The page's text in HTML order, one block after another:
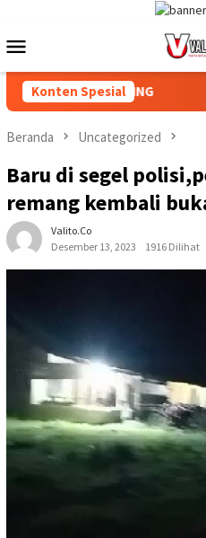
konten
Mobile
Konten Spesial
AFDELING TABAGSEL
Beranda Uncategorized
Baru di segel
remang kembali
Valito.co
Desember 13, 2023
1916 Dilihat